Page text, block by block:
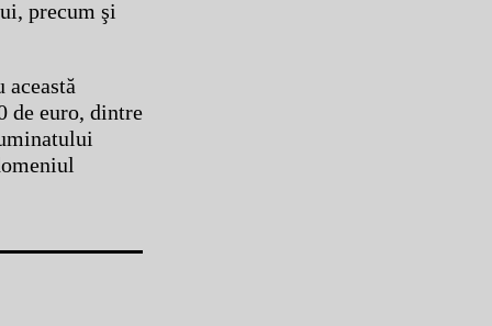
precum şi
de euro, dintre